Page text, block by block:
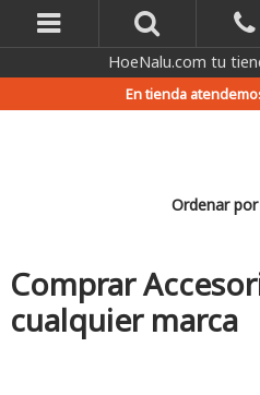
HoeNalu.com tu
En tienda
Ordenar por
Comprar
cualquier marca